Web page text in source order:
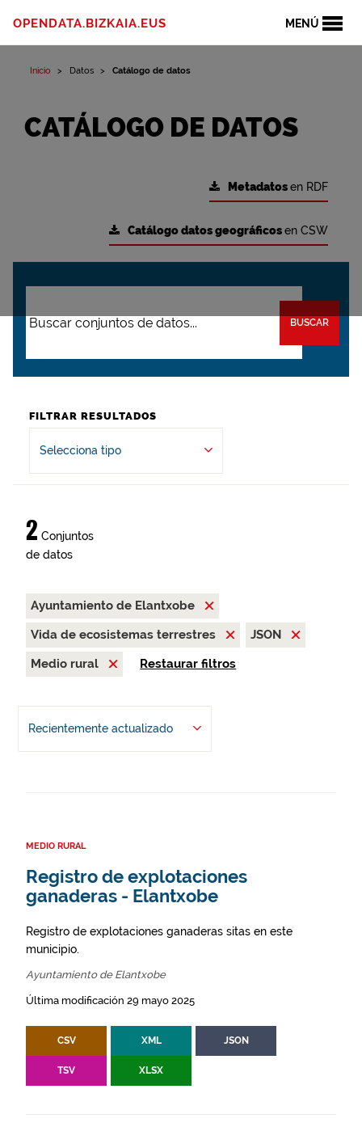
MENÚ
OPENDATA.BIZKAIA.EUS
Inicio Datos Catálogo de datos
CATÁLOGO DE DATOS
Metadatosen RDF
Catálogo datos geográficosen CSW
BUSCAR
FILTRAR RESULTADOS
Selecciona tipo
2 Conjuntos
de datos
Ayuntamiento de Elantxobe
Vida de ecosistemas terrestres
JSON
Medio rural
Restaurar filtros
Recientemente actualizado
MEDIO RURAL
Registro de explotaciones
ganaderas - Elantxobe
Registro de explotaciones ganaderas sitas en este
municipio.
Ayuntamiento de Elantxobe
Última modificación 29 mayo 2025
CSV XML JSON
TSV XLSX